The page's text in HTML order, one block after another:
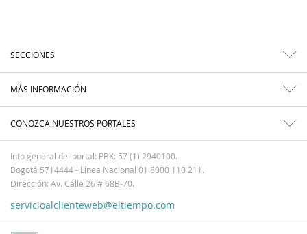
SECCIONES
MÁS INFORMACIÓN
CONOZCA NUESTROS PORTALES
Info general del portal: PBX: 57 (1) 2940100.
Bogotá 5714444 - Línea Nacional 01 8000 110 211.
Dirección: Av. Calle 26 # 68B-70.
servicioalclienteweb@eltiempo.com